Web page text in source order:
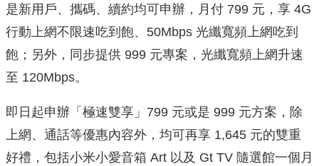
是新用戶、攜碼、續約均可申辦，月付 799 元，享 4G
行動上網不限速吃到飽、50Mbps 光纖寬頻上網吃到
飽；另外，同步提供 999 元專案，光纖寬頻上網升速
至 120Mbps。
即日起申辦「極速雙享」799 元或是 999 元方案，除
上網、通話等優惠內容外，均可再享 1,645 元的雙重
好禮，包括小米小愛音箱 Art 以及 Gt TV 隨選館一個月